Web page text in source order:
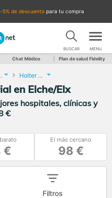
-5% de descuento para tu compra
BUSCAR MENU
Chat Médico Plan de salud Fidelity
Holter de Presión Arterial
en Elche/Elx
hospitales, clínicas y
€
€
El más cercano
98 €
Filtros